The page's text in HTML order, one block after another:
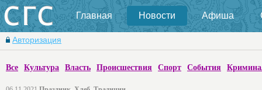
Главная Новости Афиша
Авторизация
Все Культура Власть Происшествия Спорт События